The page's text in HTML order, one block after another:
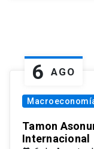
6 AGO
Tamon
Internacional